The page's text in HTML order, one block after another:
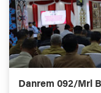
Danrem 092/Mrl